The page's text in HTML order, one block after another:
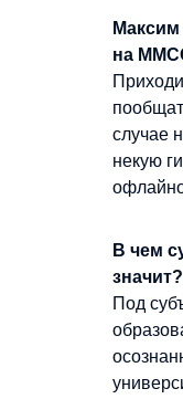
на
случае
некую
В чем
значит?
Под